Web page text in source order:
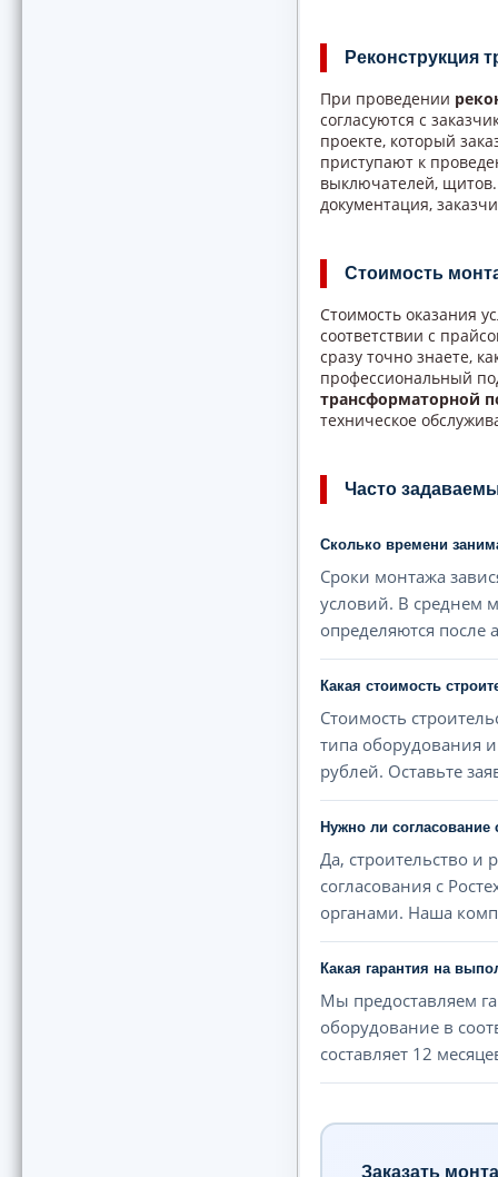
Реконструкция
При проведении
согласуются с
проекте, который
приступают к
выключателей,
документация,
Стоимость
Стоимость оказания
соответствии с
сразу точно знаете,
профессиональный
трансформаторной
техническое
Часто
Сколько времени
Сроки монтажа
условий. В среднем
определяются после
Какая стоимость
Стоимость
типа оборудования
рублей. Оставьте
Нужно ли
Да, строительство и
согласования с
органами. Наша
Какая гарантия на
Мы предоставляем
оборудование в
составляет 12
Заказать